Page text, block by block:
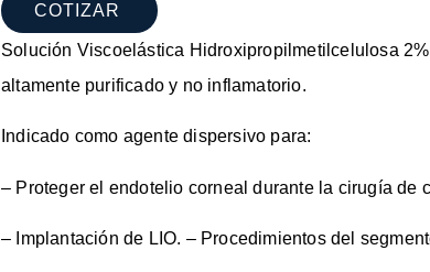
COTIZAR
Solución Viscoelástica Hidroxipropilmetilcelulosa
altamente purificado y no inflamatorio.
Indicado como agente dispersivo para:
– Proteger el endotelio corneal durante la cirugía de
– Implantación de LIO. – Procedimientos del